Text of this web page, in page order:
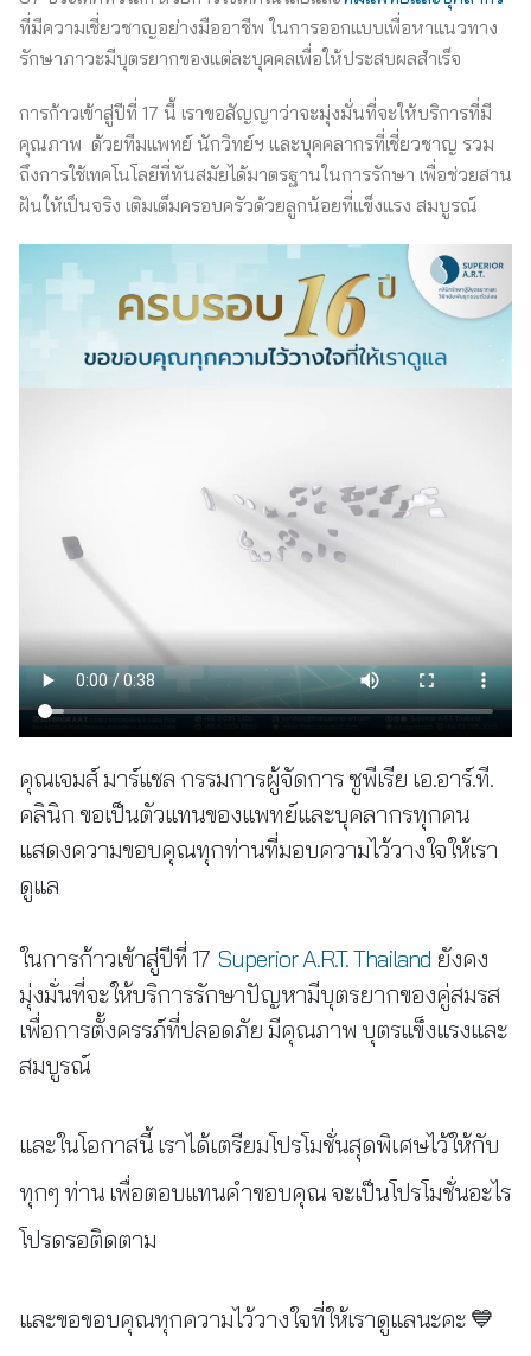
ที่มีความเชี่ยวชาญอย่างมืออาชีพ ในการออกแบบเพื่อหาแนวทาง
รักษาภาวะมีบุตรยากของแต่ละบุคคลเพื่อให้ประสบผลสำเร็จ
การก้าวเข้าสู่ปีที่ 17 นี้ เราขอสัญญาว่าจะมุ่งมั่นที่จะให้บริการที่มี
คุณภาพ ด้วยทีมแพทย์ นักวิทย์ฯ และบุคคลากรที่เชี่ยวชาญ รวม
ถึงการใช้เทคโนโลยีที่ทันสมัยได้มาตรฐานในการรักษา เพื่อช่วยสาน
ฝันให้เป็นจริง เติมเต็มครอบครัวด้วยลูกน้อยที่แข็งแรง สมบูรณ์
คุณเจมส์ มาร์แชล กรรมการผู้จัดการ ซูพีเรีย เอ.อาร์.ที.
คลินิก ขอเป็นตัวแทนของแพทย์และบุคลากรทุกคน
แสดงความขอบคุณทุกท่านที่มอบความไว้วางใจให้เรา
ดูแล
ในการก้าวเข้าสู่ปีที่ 17 Superior A.R.T. Thailand ยังคง
มุ่งมั่นที่จะให้บริการรักษาปัญหามีบุตรยากของคู่สมรส
เพื่อการตั้งครรภ์ที่ปลอดภัย มีคุณภาพ บุตรแข็งแรงและ
สมบูรณ์
และในโอกาสนี้ เราได้เตรียมโปรโมชั่นสุดพิเศษไว้ให้กับ
ทุกๆ ท่าน เพื่อตอบแทนคำขอบคุณ จะเป็นโปรโมชั่นอะไร
โปรดรอติดตาม
และขอขอบคุณทุกความไว้วางใจที่ให้เราดูแลนะคะ 💙